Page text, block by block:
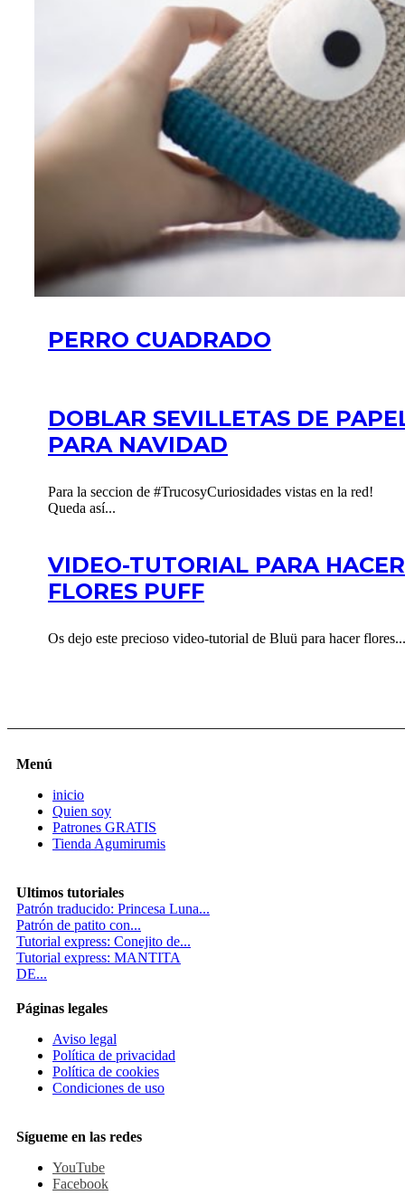
PERRO CUADRADO
DOBLAR SEVILLETAS DE
PARA NAVIDAD
Para la seccion de #TrucosyCuriosidades vistas en la red!
Queda así...
VIDEO-TUTORIAL PARA HACER
FLORES PUFF
Os dejo este precioso video-tutorial de Bluü para hacer flores...
Menú
inicio
Quien soy
Patrones GRATIS
Tienda Agumirumis
Ultimos tutoriales
Patrón traducido: Princesa Luna...
Patrón de patito con...
Tutorial express: Conejito de...
Tutorial express: MANTITA
DE...
Páginas legales
Aviso legal
Política de privacidad
Política de cookies
Condiciones de uso
Sígueme en las redes
YouTube
Facebook